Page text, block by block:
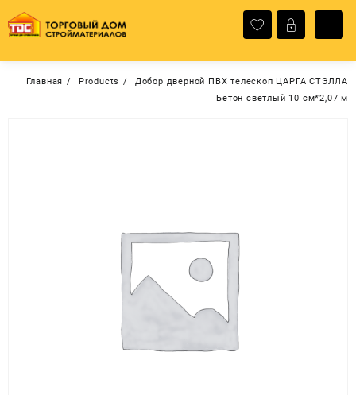
содержимому
Главная Products
Добор дверной ПВХ телескоп ЦАРГА СТЭЛЛА
Бетон светлый 10 см*2,07 м